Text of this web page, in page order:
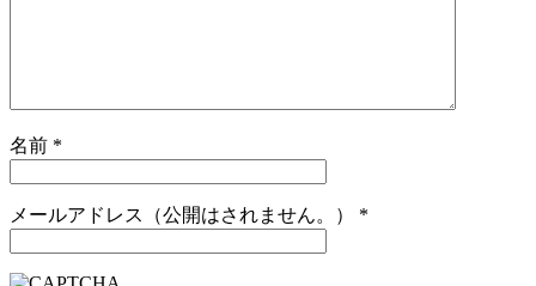
名前 *
メールアドレス（公開はされません。） *